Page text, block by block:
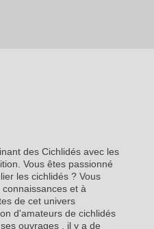
des Cichlidés avec les
Vous êtes passionné
les cichlidés ? Vous
et à
de cet univers
d'amateurs de cichlidés
ouvrages , il y a de